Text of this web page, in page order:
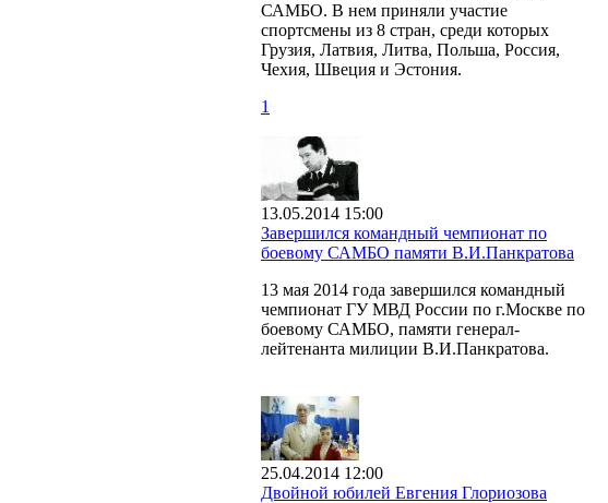
САМБО. В нем приняли участие
спортсмены из 8 стран, среди которых
Грузия, Латвия, Литва, Польша, Россия,
Чехия, Швеция и Эстония.
1
13.05.2014 15:00
Завершился командный чемпионат по
боевому САМБО памяти В.И.Панкратова
13 мая 2014 года завершился командный
чемпионат ГУ МВД России по г.Москве по
боевому САМБО, памяти генерал-
лейтенанта милиции В.И.Панкратова.
25.04.2014 12:00
Двойной юбилей Евгения Глориозова